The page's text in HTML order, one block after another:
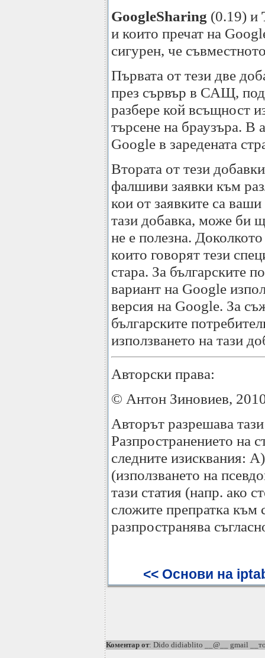
GoogleSharing (0.19) и
и които пречат на
сигурен, че
Първата от тези две
през сървър в САЩ,
разбере кой всъщност
търсене на браузъра. В
Google в заредената
Втората от тези
фалшиви заявки към
кои от заявките са
тази добавка, може би
не е полезна.
които говорят тези
стара. За българските
вариант на Google
версия на Google. За
българските
използването на тази
Авторски права:
© Антон Зиновиев,
Авторът разрешава
Разпространението на
следните изисквания:
(използването на
тази статия (напр. ако
сложите препратка към
разпространява
<< Основи на
Коментар от: Dido didiablito __@__ gmail